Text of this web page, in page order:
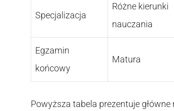
Specjalizacja
Różne kierunki
nauczania
Egzamin
końcowy
Matura
Powyższa tabela prezentuje